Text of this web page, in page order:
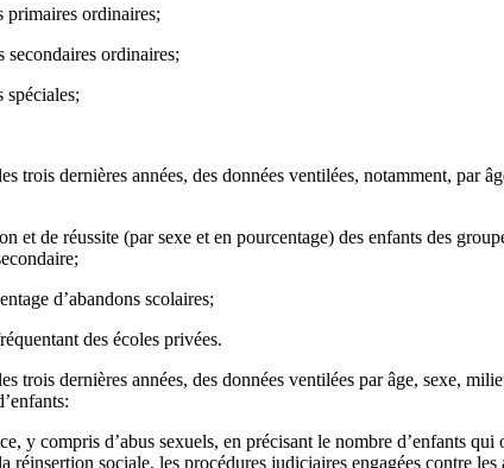
primaires ordinaires;
secondaires ordinaires;
spéciales;
trois dernières années, des données ventilées, notamment, par
et de réussite (par sexe et en pourcentage) des enfants des
d’abandons scolaires;
des écoles privées.
trois dernières années, des données ventilées par âge, sexe,
y compris d’abus sexuels, en précisant le nombre d’enfants qui
réinsertion sociale, les procédures judiciaires engagées contre